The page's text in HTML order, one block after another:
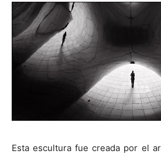
Esta escultura fue creada por el